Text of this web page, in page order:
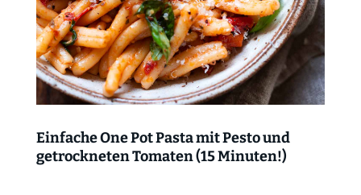
Einfache One Pot Pasta mit Pesto und
getrockneten Tomaten (15 Minuten!)